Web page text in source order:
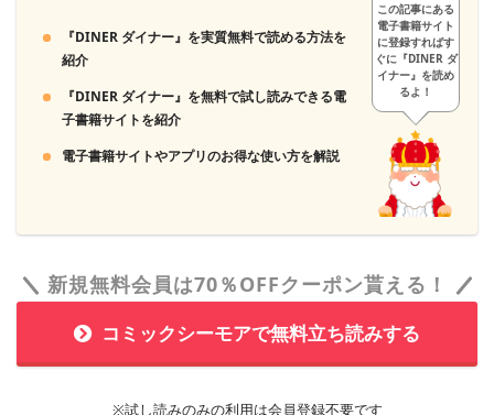
『DINER ダイナー』を実質無料で読める方法を
紹介
『DINER ダイナー』を無料で試し読みできる電
子書籍サイトを紹介
電子書籍サイトやアプリのお得な使い方を解説
この記事にある
電子書籍サイト
に登録すればす
ぐに『DINER ダ
イナー』を読め
るよ！
新規無料会員は70％OFFクーポン貰える！
コミックシーモアで無料立ち読みする
※試し読みのみの利用は会員登録不要です